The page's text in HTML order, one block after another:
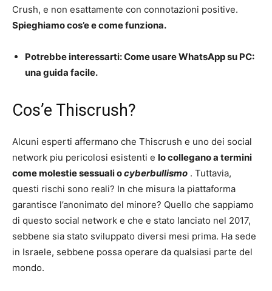
Crush, e non esattamente con connotazioni positive.
Spieghiamo cos’e e come funziona.
Potrebbe interessarti: Come usare WhatsApp su PC:
una guida facile.
Cos’e Thiscrush?
Alcuni esperti affermano che Thiscrush e uno dei social
network piu pericolosi esistenti e lo collegano a termini
come molestie sessuali ocyberbullismo . Tuttavia,
questi rischi sono reali? In che misura la piattaforma
garantisce l’anonimato del minore? Quello che sappiamo
di questo social network e che e stato lanciato nel 2017,
sebbene sia stato sviluppato diversi mesi prima. Ha sede
in Israele, sebbene possa operare da qualsiasi parte del
mondo.